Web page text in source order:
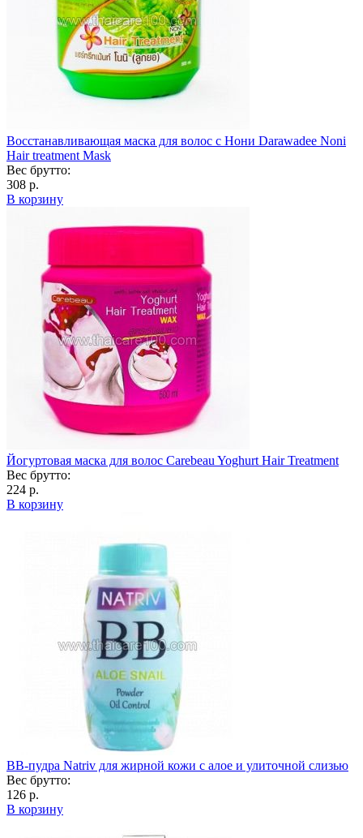
Восстанавливающая маска для волос с Нони Darawadee Noni
Hair treatment Mask
Вес брутто:
308 р.
В корзину
Йогуртовая маска для волос Carebeau Yoghurt Hair Treatment
Вес брутто:
224 р.
В корзину
ВВ-пудра Natriv для жирной кожи с алое и улиточной слизью
Вес брутто:
126 р.
В корзину